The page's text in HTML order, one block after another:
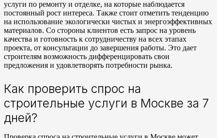
услуги по ремонту и отделке, на которые наблюдается
постоянный рост интереса. Также стоит отметить тенденцию
на использование экологически чистых и энергоэффективных
материалов. Со стороны клиентов есть запрос на уровень
качества и готовность к сотрудничеству на всех этапах
проекта, от консультации до завершения работы. Это дает
строителям возможность дифференцировать свои
предложения и удовлетворять потребности рынка.
Как проверить спрос на
строительные услуги в Москве за 7
дней?